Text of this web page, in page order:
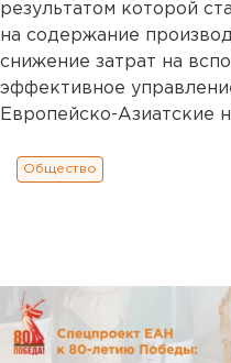
результатом которой
на содержание
снижение затрат на
эффективное
Европейско-Азиатские
Общество